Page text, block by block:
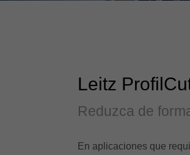
Leitz
Reduzca de
En aplicaciones que